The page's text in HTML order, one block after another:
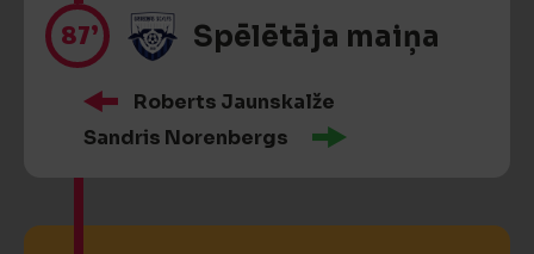
87’ Spēlētāja maiņa
Roberts Jaunskalže
Sandris Norenbergs